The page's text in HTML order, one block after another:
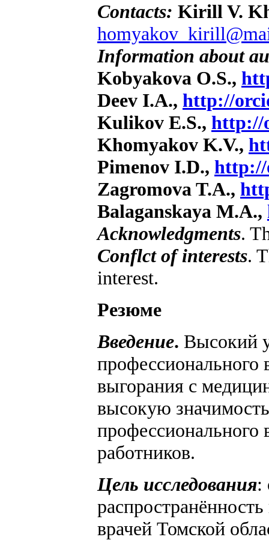
Contacts: Kirill V.
Information about
Kobyakova O.S.,
Deev I.A., http://
Kulikov E.S., http://
Khomyakov K.V.,
Pimenov I.D., http://
Zagromova T.A.,
Balaganskaya M.A.,
Acknowledgments.
Conflct of interests.
interest.
Резюме
Введение. Высокий
профессионального
выгорания с
высокую
профессионального
работников.
Цель исследования:
врачей Томской